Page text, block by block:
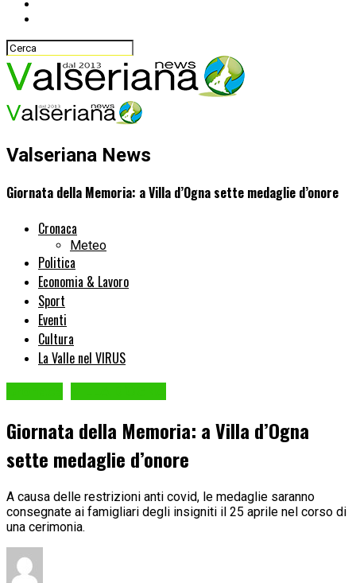
Valseriana News
Giornata della Memoria: a Villa d’Ogna sette medaglie d’onore
Cronaca
Meteo
Politica
Economia & Lavoro
Sport
Eventi
Cultura
La Valle nel VIRUS
Giornata della Memoria: a Villa d’Ogna
sette medaglie d’onore
A causa delle restrizioni anti covid, le medaglie saranno
consegnate ai famigliari degli insigniti il 25 aprile nel corso di
una cerimonia.